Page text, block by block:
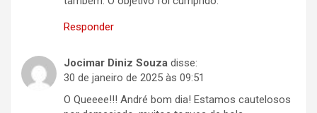
Responder
Jocimar Diniz Souza disse:
30 de janeiro de 2025 às 09:51
O Queeee!!! André bom dia! Estamos cautelosos